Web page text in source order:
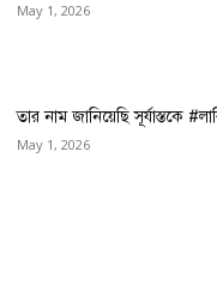
May 1, 2026
তার নাম জানিয়েছি সূর্যাস্তকে
May 1, 2026